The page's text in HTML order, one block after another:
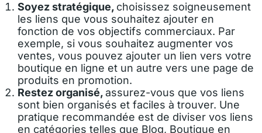
Soyez stratégique, choisissez soigneusement
les liens que vous souhaitez ajouter en
fonction de vos objectifs commerciaux. Par
exemple, si vous souhaitez augmenter vos
ventes, vous pouvez ajouter un lien vers votre
boutique en ligne et un autre vers une page de
produits en promotion.
Restez organisé,assurez-vous que vos liens
sont bien organisés et faciles à trouver. Une
pratique recommandée est de diviser vos liens
en catégories telles que Blog, Boutique en